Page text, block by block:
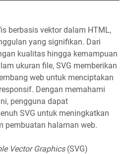
berbasis vektor dalam HTML,
yang signifikan. Dari
kualitas hingga kemampuan
ukuran file, SVG memberikan
web untuk menciptakan
Dengan memahami
pengguna dapat
SVG untuk meningkatkan
pembuatan halaman web.
Vector Graphics(SVG)